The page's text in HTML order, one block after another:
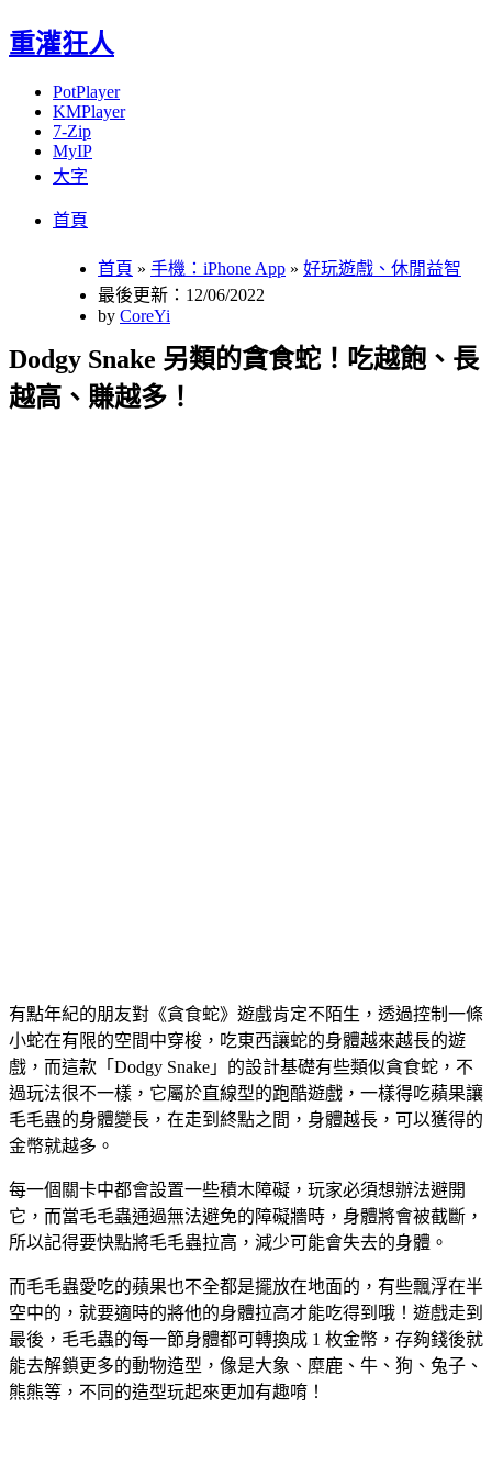
重灌狂人
PotPlayer
KMPlayer
7-Zip
MyIP
大字
首頁
首頁 » 手機：iPhone App » 好玩遊戲、休閒益智
最後更新：12/06/2022
by CoreYi
Dodgy Snake 另類的貪食蛇！吃越飽、長
越高、賺越多！
有點年紀的朋友對《貪食蛇》遊戲肯定不陌生，透過控制一條
小蛇在有限的空間中穿梭，吃東西讓蛇的身體越來越長的遊
戲，而這款「Dodgy Snake」的設計基礎有些類似貪食蛇，不
過玩法很不一樣，它屬於直線型的跑酷遊戲，一樣得吃蘋果讓
毛毛蟲的身體變長，在走到終點之間，身體越長，可以獲得的
金幣就越多。
每一個關卡中都會設置一些積木障礙，玩家必須想辦法避開
它，而當毛毛蟲通過無法避免的障礙牆時，身體將會被截斷，
所以記得要快點將毛毛蟲拉高，減少可能會失去的身體。
而毛毛蟲愛吃的蘋果也不全都是擺放在地面的，有些飄浮在半
空中的，就要適時的將他的身體拉高才能吃得到哦！遊戲走到
最後，毛毛蟲的每一節身體都可轉換成 1 枚金幣，存夠錢後就
能去解鎖更多的動物造型，像是大象、糜鹿、牛、狗、兔子、
熊熊等，不同的造型玩起來更加有趣唷！